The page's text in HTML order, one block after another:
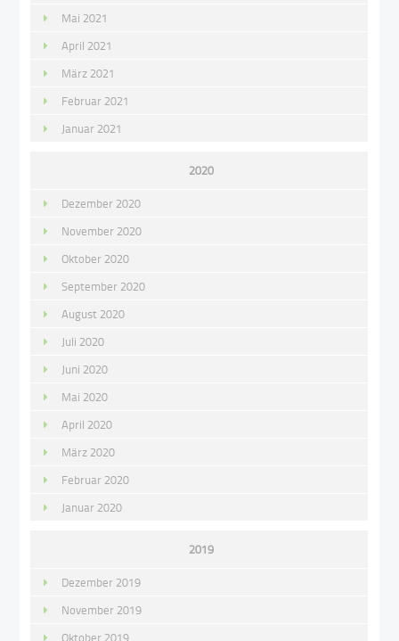
Mai 2021
April 2021
März 2021
Februar 2021
Januar 2021
2020
Dezember 2020
November 2020
Oktober 2020
September 2020
August 2020
Juli 2020
Juni 2020
Mai 2020
April 2020
März 2020
Februar 2020
Januar 2020
2019
Dezember 2019
November 2019
Oktober 2019